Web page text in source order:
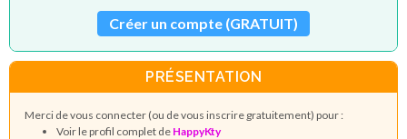
Créer un compte (GRATUIT)
PRÉSENTATION
Merci de vous connecter (ou de vous inscrire gratuitement) pour :
Voir le profil complet de HappyKty